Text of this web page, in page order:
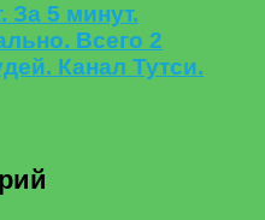
За 5 минут.
Всего 2
Канал Тутси.